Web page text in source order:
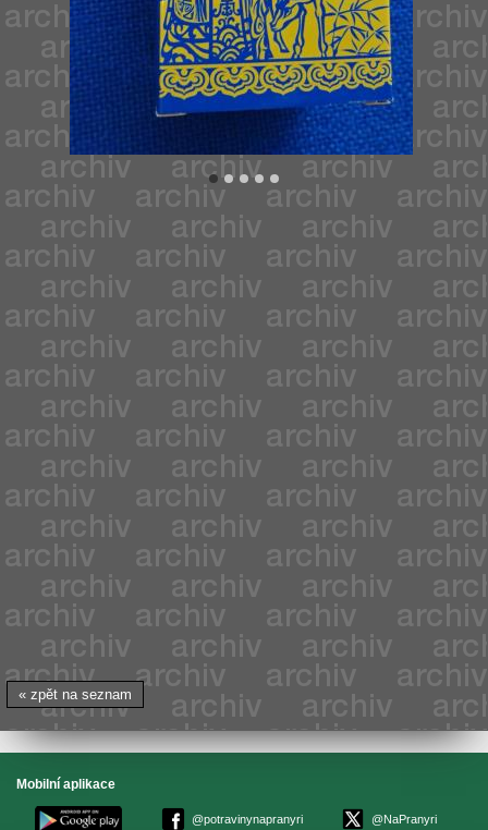
« zpět na seznam
Mobilní aplikace
@potravinynapranyri @NaPranyri